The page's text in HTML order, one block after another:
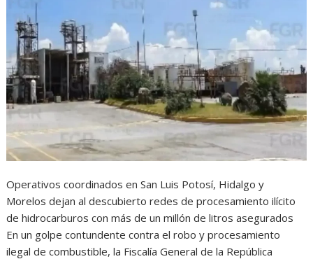
Operativos coordinados en San Luis Potosí, Hidalgo y
Morelos dejan al descubierto redes de procesamiento ilícito
de hidrocarburos con más de un millón de litros asegurados
En un golpe contundente contra el robo y procesamiento
ilegal de combustible, la Fiscalía General de la República